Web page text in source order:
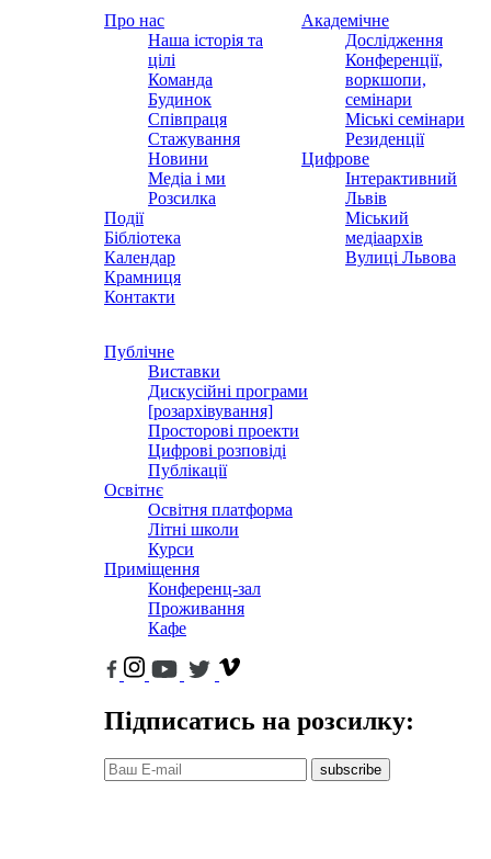
Про нас
Наша історія та
цілі
Команда
Будинок
Співпраця
Стажування
Новини
Медіа і ми
Розсилка
Події
Бібліотека
Календар
Крамниця
Контакти
Академічне
Дослідження
Конференції,
воркшопи,
семінари
Міські семінари
Резиденції
Цифрове
Інтерактивний
Львів
Міський
медіаархів
Вулиці Львова
Публічне
Виставки
Дискусійні програми
[розархівування]
Просторові проекти
Цифрові розповіді
Публікації
Освітнє
Освітня платформа
Літні школи
Курси
Приміщення
Конференц-зал
Проживання
Кафе
Підписатись на розсилку:
subscribe